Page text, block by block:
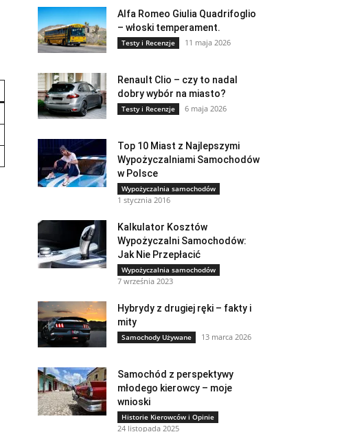
Alfa Romeo Giulia Quadrifoglio
– włoski temperament.
Testy i Recenzje 11 maja 2026
Renault Clio – czy to nadal
dobry wybór na miasto?
Testy i Recenzje 6 maja 2026
Top 10 Miast z Najlepszymi
Wypożyczalniami Samochodów
w Polsce
Wypożyczalnia samochodów
1 stycznia 2016
Kalkulator Kosztów
Wypożyczalni Samochodów:
Jak Nie Przepłacić
Wypożyczalnia samochodów
7 września 2023
Hybrydy z drugiej ręki – fakty i
mity
Samochody Używane 13 marca 2026
Samochód z perspektywy
młodego kierowcy – moje
wnioski
Historie Kierowców i Opinie
24 listopada 2025